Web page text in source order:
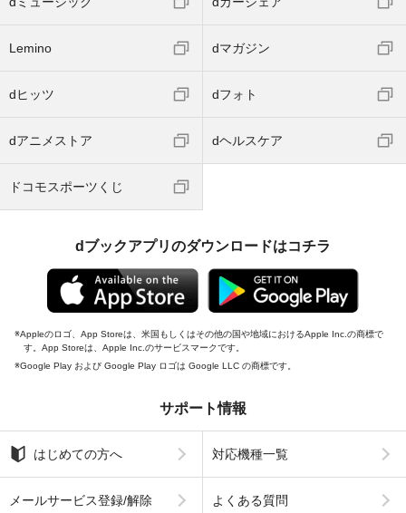
Lemino dマガジン
dヒッツ dフォト
dアニメストア dヘルスケア
ドコモスポーツくじ
dブックアプリのダウンロードはコチラ
Appleのロゴ、App Storeは、米国もしくはその他の国や地域におけるApple Inc.の商標で
す。App Storeは、Apple Inc.のサービスマークです。
Google Play および Google Play ロゴは Google LLC の商標です。
サポート情報
はじめての方へ 対応機種一覧
メールサービス登録/解除 よくある質問